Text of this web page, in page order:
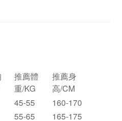
推薦體
重/KG
推薦身
高/CM
45-55
160-170
55-65
165-175